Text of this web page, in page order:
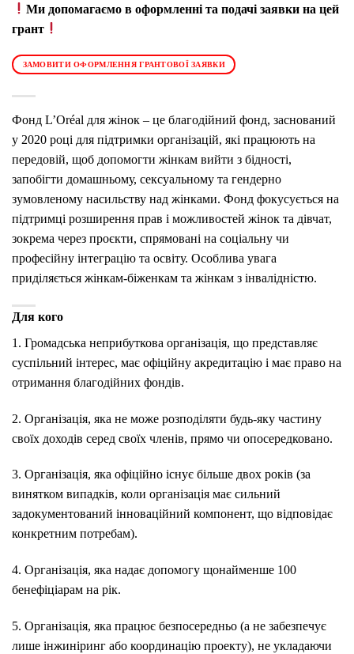
Ми допомагаємо в оформленні та подачі заявки на цей
грант
ЗАМОВИТИ ОФОРМЛЕННЯ ГРАНТОВОЇ ЗАЯВКИ
Фонд L’Oréal для жінок – це благодійний фонд, заснований
у 2020 році для підтримки організацій, які працюють на
передовій, щоб допомогти жінкам вийти з бідності,
запобігти домашньому, сексуальному та гендерно
зумовленому насильству над жінками. Фонд фокусується на
підтримці розширення прав і можливостей жінок та дівчат,
зокрема через проєкти, спрямовані на соціальну чи
професійну інтеграцію та освіту. Особлива увага
приділяється жінкам-біженкам та жінкам з інвалідністю.
Для кого
1. Громадська неприбуткова організація, що представляє
суспільний інтерес, має офіційну акредитацію і має право на
отримання благодійних фондів.
2. Організація, яка не може розподіляти будь-яку частину
своїх доходів серед своїх членів, прямо чи опосередковано.
3. Організація, яка офіційно існує більше двох років (за
винятком випадків, коли організація має сильний
задокументований інноваційний компонент, що відповідає
конкретним потребам).
4. Організація, яка надає допомогу щонайменше 100
бенефіціарам на рік.
5. Організація, яка працює безпосередньо (а не забезпечує
лише інжиніринг або координацію проекту), не укладаючи